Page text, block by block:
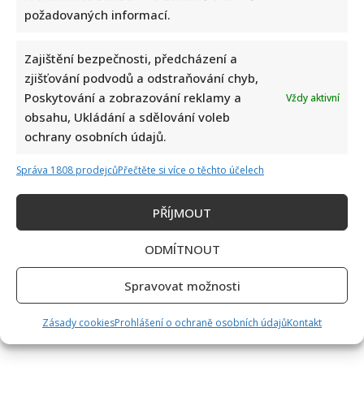
požadovaných informací.
Zajištění bezpečnosti, předcházení a
zjišťování podvodů a odstraňování chyb,
Poskytování a zobrazování reklamy a
obsahu, Ukládání a sdělování voleb
ochrany osobních údajů.
Vždy aktivní
Správa 1808 prodejcůPřečtěte si více o těchto účelech
PŘÍJMOUT
ODMÍTNOUT
Spravovat možnosti
Zásady cookiesProhlášení o ochraně osobních údajůKontakt